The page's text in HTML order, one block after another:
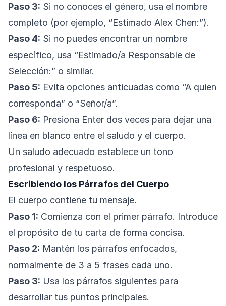
Paso 3: Si no conoces el género, usa el nombre
completo (por ejemplo, “Estimado Alex Chen:”).
Paso 4: Si no puedes encontrar un nombre
específico, usa “Estimado/a Responsable de
Selección:” o similar.
Paso 5: Evita opciones anticuadas como “A quien
corresponda” o “Señor/a”.
Paso 6: Presiona Enter dos veces para dejar una
línea en blanco entre el saludo y el cuerpo.
Un saludo adecuado establece un tono
profesional y respetuoso.
Escribiendo los Párrafos del Cuerpo
El cuerpo contiene tu mensaje.
Paso 1: Comienza con el primer párrafo. Introduce
el propósito de tu carta de forma concisa.
Paso 2: Mantén los párrafos enfocados,
normalmente de 3 a 5 frases cada uno.
Paso 3: Usa los párrafos siguientes para
desarrollar tus puntos principales.